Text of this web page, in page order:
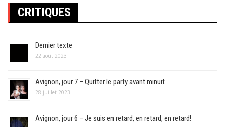
CRITIQUES
Dernier texte
22 août 2023
Avignon, jour 7 – Quitter le party avant minuit
28 juillet 2023
Avignon, jour 6 – Je suis en retard, en retard, en retard!